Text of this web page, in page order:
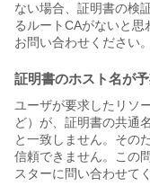
ない場合、証明書の検
るルートCAがないと
お問い合わせください。
証明書のホスト名が
ユーザが要求したリソ
ど）が、証明書の共通
と一致しません。その
信頼できません。この
スターに問い合わせて